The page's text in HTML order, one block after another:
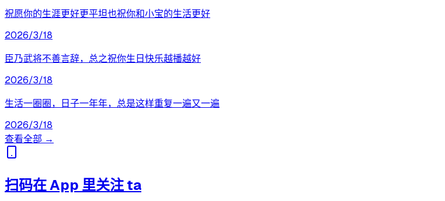
祝愿你的生涯更好更平坦也祝你和小宝的生活更好
2026/3/18
臣乃武将不善言辞，总之祝你生日快乐越播越好
2026/3/18
生活一圈圈，日子一年年，总是这样重复一遍又一遍
2026/3/18
查看全部 →
扫码在 App 里关注 ta